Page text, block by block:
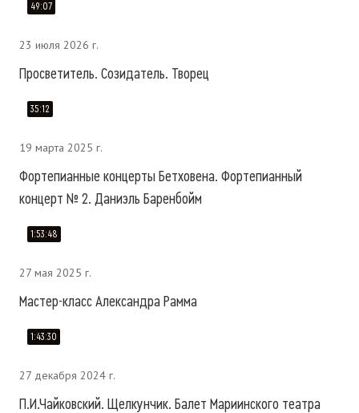
49:07
23 июля 2026 г.
Просветитель. Созидатель. Творец
35:12
19 марта 2025 г.
Фортепианные концерты Бетховена. Фортепианный
концерт № 2. Даниэль Баренбойм
1:53:48
27 мая 2025 г.
Мастер-класс Александра Рамма
1:43:30
27 декабря 2024 г.
П.И.Чайковский. Щелкунчик. Балет Мариинского театра